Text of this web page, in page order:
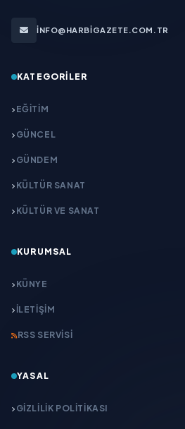
INFO@HARBIGAZETE.COM.TR
KATEGORILER
EĞITIM
GÜNCEL
GÜNDEM
KÜLTÜR SANAT
KÜLTÜR VE SANAT
KURUMSAL
KÜNYE
İLETIŞIM
RSS SERVISI
YASAL
GIZLILIK POLITIKASI